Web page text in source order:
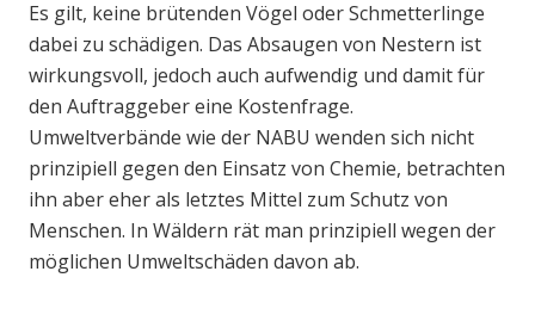
Es gilt, keine brütenden Vögel oder Schmetterlinge
dabei zu schädigen. Das Absaugen von Nestern ist
wirkungsvoll, jedoch auch aufwendig und damit für
den Auftraggeber eine Kostenfrage.
Umweltverbände wie der NABU wenden sich nicht
prinzipiell gegen den Einsatz von Chemie, betrachten
ihn aber eher als letztes Mittel zum Schutz von
Menschen. In Wäldern rät man prinzipiell wegen der
möglichen Umweltschäden davon ab.